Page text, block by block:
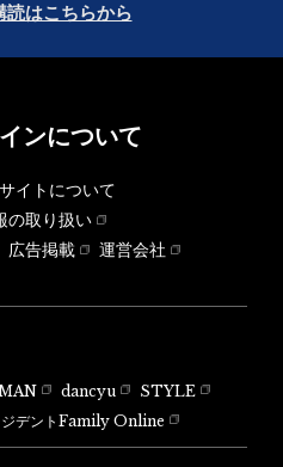
読はこちらから
ンについて
イトについて
の取り扱い
広告掲載
運営会社
dancyu
STYLE
ジデントFamily Online